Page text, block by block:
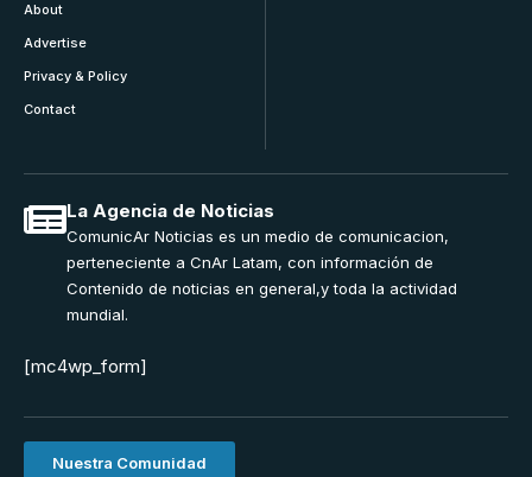
About
Advertise
Privacy & Policy
Contact
La Agencia de Noticias
ComunicAr Noticias es un medio de comunicacion,
perteneciente a CnAr Latam, con información de
Contenido de noticias en general,y toda la actividad
mundial.
[mc4wp_form]
Nuestra Comunidad